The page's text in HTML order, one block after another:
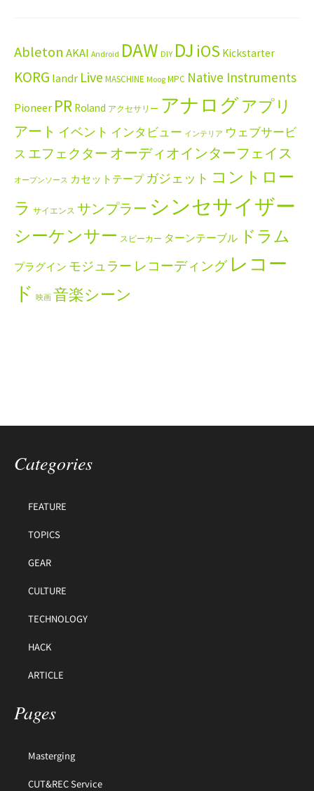
Ableton AKAI Android DAW DIY DJ iOS Kickstarter
KORG landr Live MASCHINE Moog MPC Native Instruments
Pioneer PR Roland アクセサリー アナログアプリ
アート イベント インタビュー インテリア ウェブサービ
ス エフェクター オーディオインターフェイス
オープンソース カセットテープ ガジェット コントロー
ラ サイエンス サンプラー シンセサイザー
シーケンサー スピーカー ターンテーブル ドラム
プラグイン モジュラー レコーディング レコー
ド 映画 音楽シーン
Categories
FEATURE
TOPICS
GEAR
CULTURE
TECHNOLOGY
HACK
ARTICLE
Pages
Masterging
CUT&REC Service